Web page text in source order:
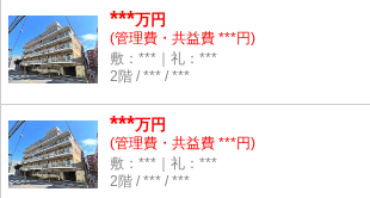
***万円
(管理費・共益費 ***円)
敷：***｜礼：***
2階 / *** / ***
***万円
(管理費・共益費 ***円)
敷：***｜礼：***
2階 / *** / ***